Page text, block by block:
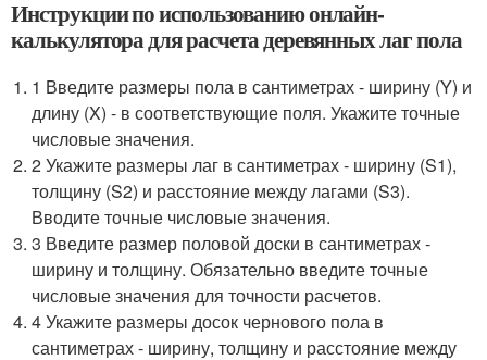
Инструкции по использованию онлайн-
калькулятора для расчета деревянных лаг пола
1 Введите размеры пола в сантиметрах - ширину (Y) и
длину (X) - в соответствующие поля. Укажите точные
числовые значения.
2 Укажите размеры лаг в сантиметрах - ширину (S1),
толщину (S2) и расстояние между лагами (S3).
Вводите точные числовые значения.
3 Введите размер половой доски в сантиметрах -
ширину и толщину. Обязательно введите точные
числовые значения для точности расчетов.
4 Укажите размеры досок чернового пола в
сантиметрах - ширину, толщину и расстояние между